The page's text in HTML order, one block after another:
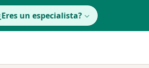
un especialista?